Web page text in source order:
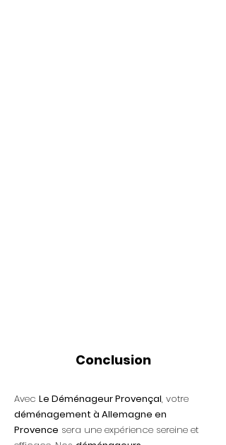
Conclusion
Avec Le Déménageur Provençal, votre
déménagement à Allemagne en
Provence sera une expérience sereine et